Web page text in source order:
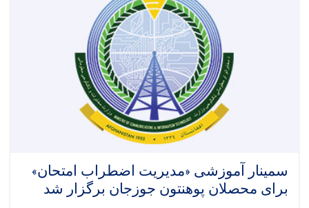
سمینار آموزشی «مدیریت اضطراب امتحان»
برای محصلان پوهنتون جوزجان برگزار شد